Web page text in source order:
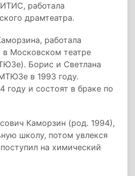
работала
драмтеатра.
работала
Московском театре
Борис и Светлана
в 1993 году.
году и состоят в браке по
Каморзин (род. 1994),
школу, потом увлекся
на химический